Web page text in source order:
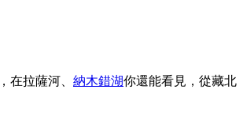
在拉薩河、 納木錯湖你還能看見，從藏北